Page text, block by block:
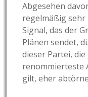
Abgesehen
regelmäßig sehr
Signal, das der
Plänen sendet,
dieser Partei,
renommierteste
gilt, eher